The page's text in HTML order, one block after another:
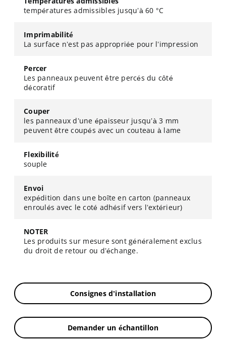
températures admissibles jusqu’à 60 °C
Imprimabilité
La surface n’est pas appropriée pour l’impression
Percer
Les panneaux peuvent être percés du côté
décoratif
Couper
les panneaux d’une épaisseur jusqu’à 3 mm
peuvent être coupés avec un couteau à lame
Flexibilité
souple
Envoi
expédition dans une boîte en carton (panneaux
enroulés avec le coté adhésif vers l’extérieur)
NOTER
Les produits sur mesure sont généralement exclus
du droit de retour ou d’échange.
Consignes d’installation
Demander un échantillon